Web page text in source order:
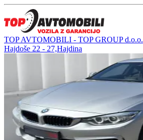
TOP AVTOMOBILI - TOP GROUP d.o.o.
Hajdoše 22 - 27,Hajdina